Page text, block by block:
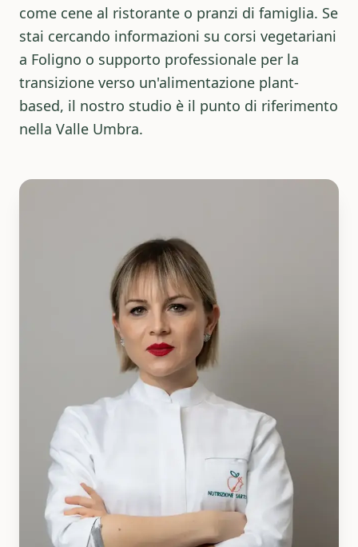
come cene al ristorante o pranzi di famiglia. Se
stai cercando informazioni su corsi vegetariani
a Foligno o supporto professionale per la
transizione verso un'alimentazione plant-
based, il nostro studio è il punto di riferimento
nella Valle Umbra.